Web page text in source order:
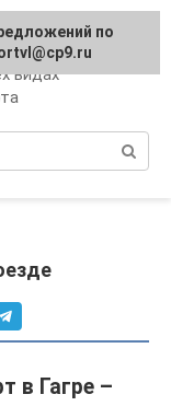
видах
в Гагре –
по